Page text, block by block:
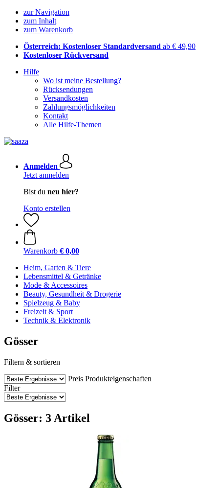
zur Navigation
zum Inhalt
zum Warenkorb
Österreich: Kostenloser Standardversand ab € 49,90
Kostenloser Rückversand
Hilfe
Wo ist meine Bestellung?
Rücksendungen
Versandkosten
Zahlungsmöglichkeiten
Kontakt
Alle Hilfe-Themen
Anmelden
Jetzt anmelden
Bist du neu hier?
Konto erstellen
Warenkorb € 0,00
Heim, Garten & Tiere
Lebensmittel & Getränke
Mode & Accessoires
Beauty, Gesundheit & Drogerie
Spielzeug & Baby
Freizeit & Sport
Technik & Elektronik
Gösser
Filtern & sortieren
Preis Produkteigenschaften
Filter
Gösser: 3 Artikel